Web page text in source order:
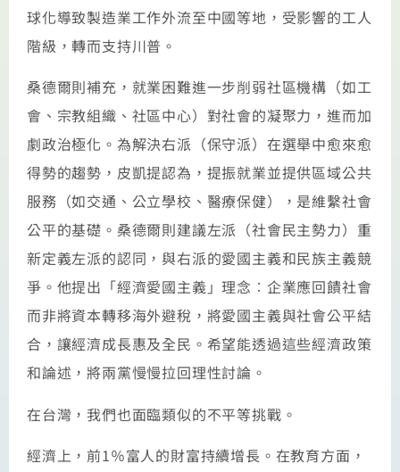
球化導致製造業工作外流至中國等地，受影響的工人
階級，轉而支持川普。
桑德爾則補充，就業困難進一步削弱社區機構（如工
會、宗教組織、社區中心）對社會的凝聚力，進而加
劇政治極化。為解決右派（保守派）在選舉中愈來愈
得勢的趨勢，皮凱提認為，提振就業並提供區域公共
服務（如交通、公立學校、醫療保健），是維繫社會
公平的基礎。桑德爾則建議左派（社會民主勢力）重
新定義左派的認同，與右派的愛國主義和民族主義競
爭。他提出「經濟愛國主義」理念︰企業應回饋社會
而非將資本轉移海外避稅，將愛國主義與社會公平結
合，讓經濟成長惠及全民。希望能透過這些經濟政策
和論述，將兩黨慢慢拉回理性討論。
在台灣，我們也面臨類似的不平等挑戰。
經濟上，前1％富人的財富持續增長。在教育方面，